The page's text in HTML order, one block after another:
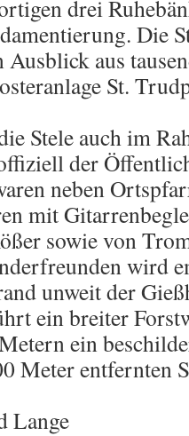
drei
Die
Ausblick aus
St.
Stele auch im
der
neben
mit
sowie von
wird
unweit der
ein breiter
ein
Meter entfernten
Lange